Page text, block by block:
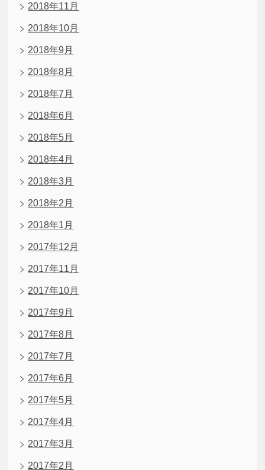
2018年11月
2018年10月
2018年9月
2018年8月
2018年7月
2018年6月
2018年5月
2018年4月
2018年3月
2018年2月
2018年1月
2017年12月
2017年11月
2017年10月
2017年9月
2017年8月
2017年7月
2017年6月
2017年5月
2017年4月
2017年3月
2017年2月